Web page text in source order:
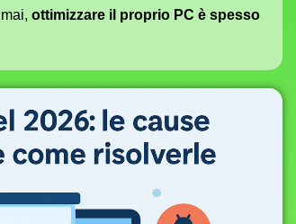
ottimizzare il proprio PC è spesso